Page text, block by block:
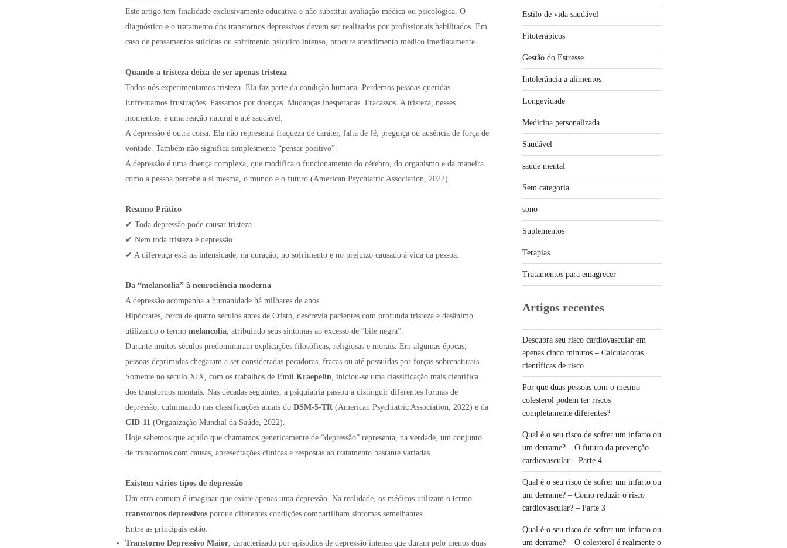
Este artigo tem finalidade exclusivamente educativa e não substitui avaliação médica ou psicológica. O
diagnóstico e o tratamento dos transtornos depressivos devem ser realizados por profissionais habilitados. Em
caso de pensamentos suicidas ou sofrimento psíquico intenso, procure atendimento médico imediatamente.
Quando a tristeza deixa de ser apenas tristeza
Todos nós experimentamos tristeza. Ela faz parte da condição humana. Perdemos pessoas queridas.
Enfrentamos frustrações. Passamos por doenças. Mudanças inesperadas. Fracassos. A tristeza, nesses
momentos, é uma reação natural e até saudável.
A depressão é outra coisa. Ela não representa fraqueza de caráter, falta de fé, preguiça ou ausência de força de
vontade. Também não significa simplesmente “pensar positivo”.
A depressão é uma doença complexa, que modifica o funcionamento do cérebro, do organismo e da maneira
como a pessoa percebe a si mesma, o mundo e o futuro (American Psychiatric Association, 2022).
Resumo Prático
✔ Toda depressão pode causar tristeza.
✔ Nem toda tristeza é depressão.
✔ A diferença está na intensidade, na duração, no sofrimento e no prejuízo causado à vida da pessoa.
Da “melancolia” à neurociência moderna
A depressão acompanha a humanidade há milhares de anos.
Hipócrates, cerca de quatro séculos antes de Cristo, descrevia pacientes com profunda tristeza e desânimo
utilizando o termo melancolia , atribuindo seus sintomas ao excesso de “bile negra”.
Durante muitos séculos predominaram explicações filosóficas, religiosas e morais. Em algumas épocas,
pessoas deprimidas chegaram a ser consideradas pecadoras, fracas ou até possuídas por forças sobrenaturais.
Somente no século XIX, com os trabalhos de Emil Kraepelin , iniciou-se uma classificação mais científica
dos transtornos mentais. Nas décadas seguintes, a psiquiatria passou a distinguir diferentes formas de
depressão, culminando nas classificações atuais do DSM-5-TR (American Psychiatric Association, 2022) e da
CID-11 (Organização Mundial da Saúde, 2022).
Hoje sabemos que aquilo que chamamos genericamente de “depressão” representa, na verdade, um conjunto
de transtornos com causas, apresentações clínicas e respostas ao tratamento bastante variadas.
Existem vários tipos de depressão
Um erro comum é imaginar que existe apenas uma depressão. Na realidade, os médicos utilizam o termo
transtornos depressivos porque diferentes condições compartilham sintomas semelhantes.
Entre as principais estão:
Transtorno Depressivo Maior , caracterizado por episódios de depressão intensa que duram pelo menos duas
Estilo de vida saudável
Fitoterápicos
Gestão do Estresse
Intolerância a alimentos
Longevidade
Medicina personalizada
Saudável
saúde mental
Sem categoria
sono
Suplementos
Terapias
Tratamentos para emagrecer
Artigos recentes
Descubra seu risco cardiovascular em
apenas cinco minutos – Calculadoras
científicas de risco
Por que duas pessoas com o mesmo
colesterol podem ter riscos
completamente diferentes?
Qual é o seu risco de sofrer um infarto ou
um derrame? – O futuro da prevenção
cardiovascular – Parte 4
Qual é o seu risco de sofrer um infarto ou
um derrame? – Como reduzir o risco
cardiovascular? – Parte 3
Qual é o seu risco de sofrer um infarto ou
um derrame? – O colesterol é realmente o